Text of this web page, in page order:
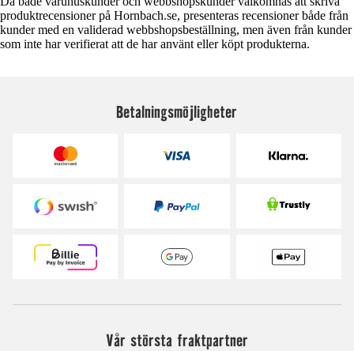
produktrecensioner på Hornbach.se, presenteras recensioner både från
kunder med en validerad webbshopsbeställning, men även från kunder
som inte har verifierat att de har använt eller köpt produkterna.
Betalningsmöjligheter
Vår största fraktpartner